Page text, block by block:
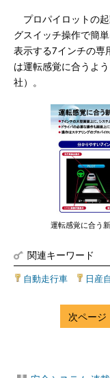
プロパイロットの起
グスイッチ操作で簡
表示する7インチの専
は運転感覚に合うよ
社）。
運転感覚に合う
関連キーワード
自動走行車 日産